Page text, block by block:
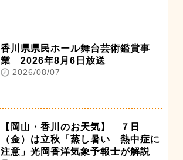
香川県県民ホール舞台芸術鑑賞事
業 2026年8月6日放送
2026/08/07
【岡山・香川のお天気】 ７日
（金）は立秋「蒸し暑い 熱中症に
注意」光岡香洋気象予報士が解説